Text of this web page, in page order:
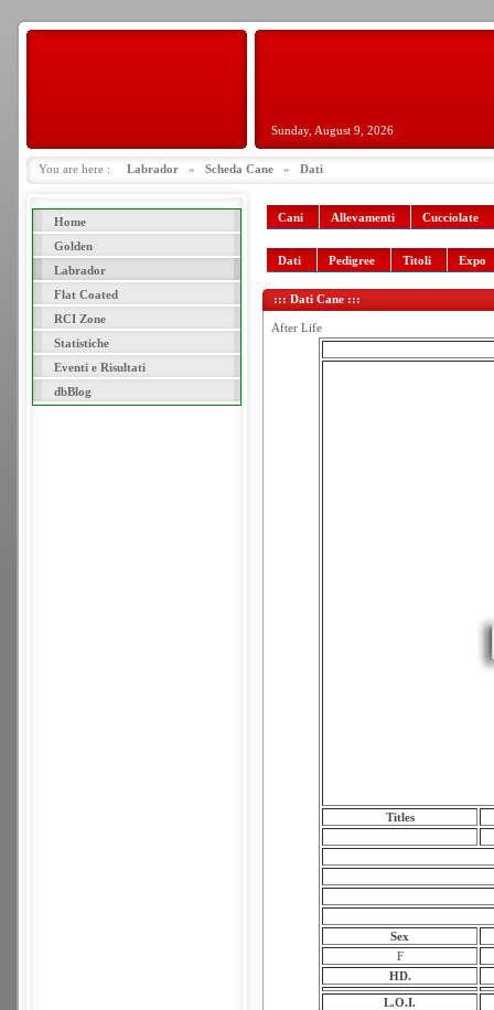
Sunday, August 9, 2026
You are here : Labrador » Scheda Cane » Dati
Home
Golden
Labrador
Flat Coated
RCI Zone
Statistiche
Eventi e Risultati
dbBlog
Cani Allevamenti Cucciolate
Dati Pedigree Titoli Expo
::: Dati Cane :::
After Life
Titles
Sex
F
HD.
L.O.I.